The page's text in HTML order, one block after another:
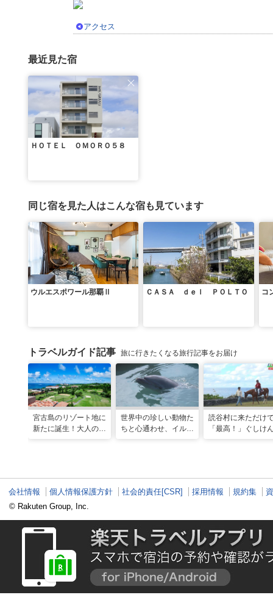
アクセス
最近見た宿
ＨＯＴＥＬ ＯＭＯＲＯ５８
同じ宿を見た人はこんな宿も見ています
ウルエスポワール那覇Ⅱ ＣＡＳＡ ｄｅｌ ＰＯＬＴＯ コ
トラベルガイド記事 旅に行きたくなる旅行記事をお届け
宮古島のリゾート地に
新たに誕生！大人の特
世界中の珍しい動物た
ちと心通わせ、イルカ
読谷村に来ただけ
「最高！」ぐしけ
会社情報 個人情報保護方針 社会的責任[CSR] 採用情報 規約集
© Rakuten Group, Inc.